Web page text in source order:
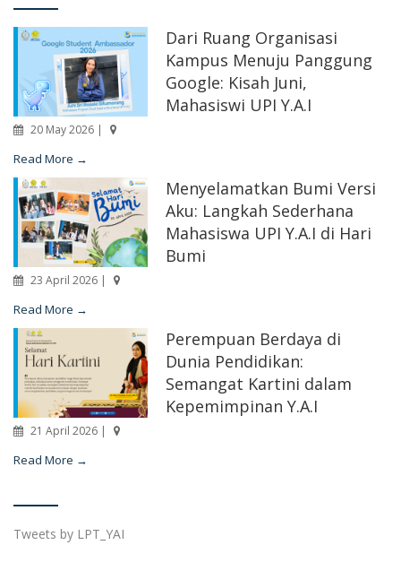
Dari Ruang Organisasi
Kampus Menuju Panggung
Google: Kisah Juni,
Mahasiswi UPI Y.A.I
20 May 2026 |
Read More →
Menyelamatkan Bumi Versi
Aku: Langkah Sederhana
Mahasiswa UPI Y.A.I di Hari
Bumi
23 April 2026 |
Read More →
Perempuan Berdaya di
Dunia Pendidikan:
Semangat Kartini dalam
Kepemimpinan Y.A.I
21 April 2026 |
Read More →
Tweets by LPT_YAI